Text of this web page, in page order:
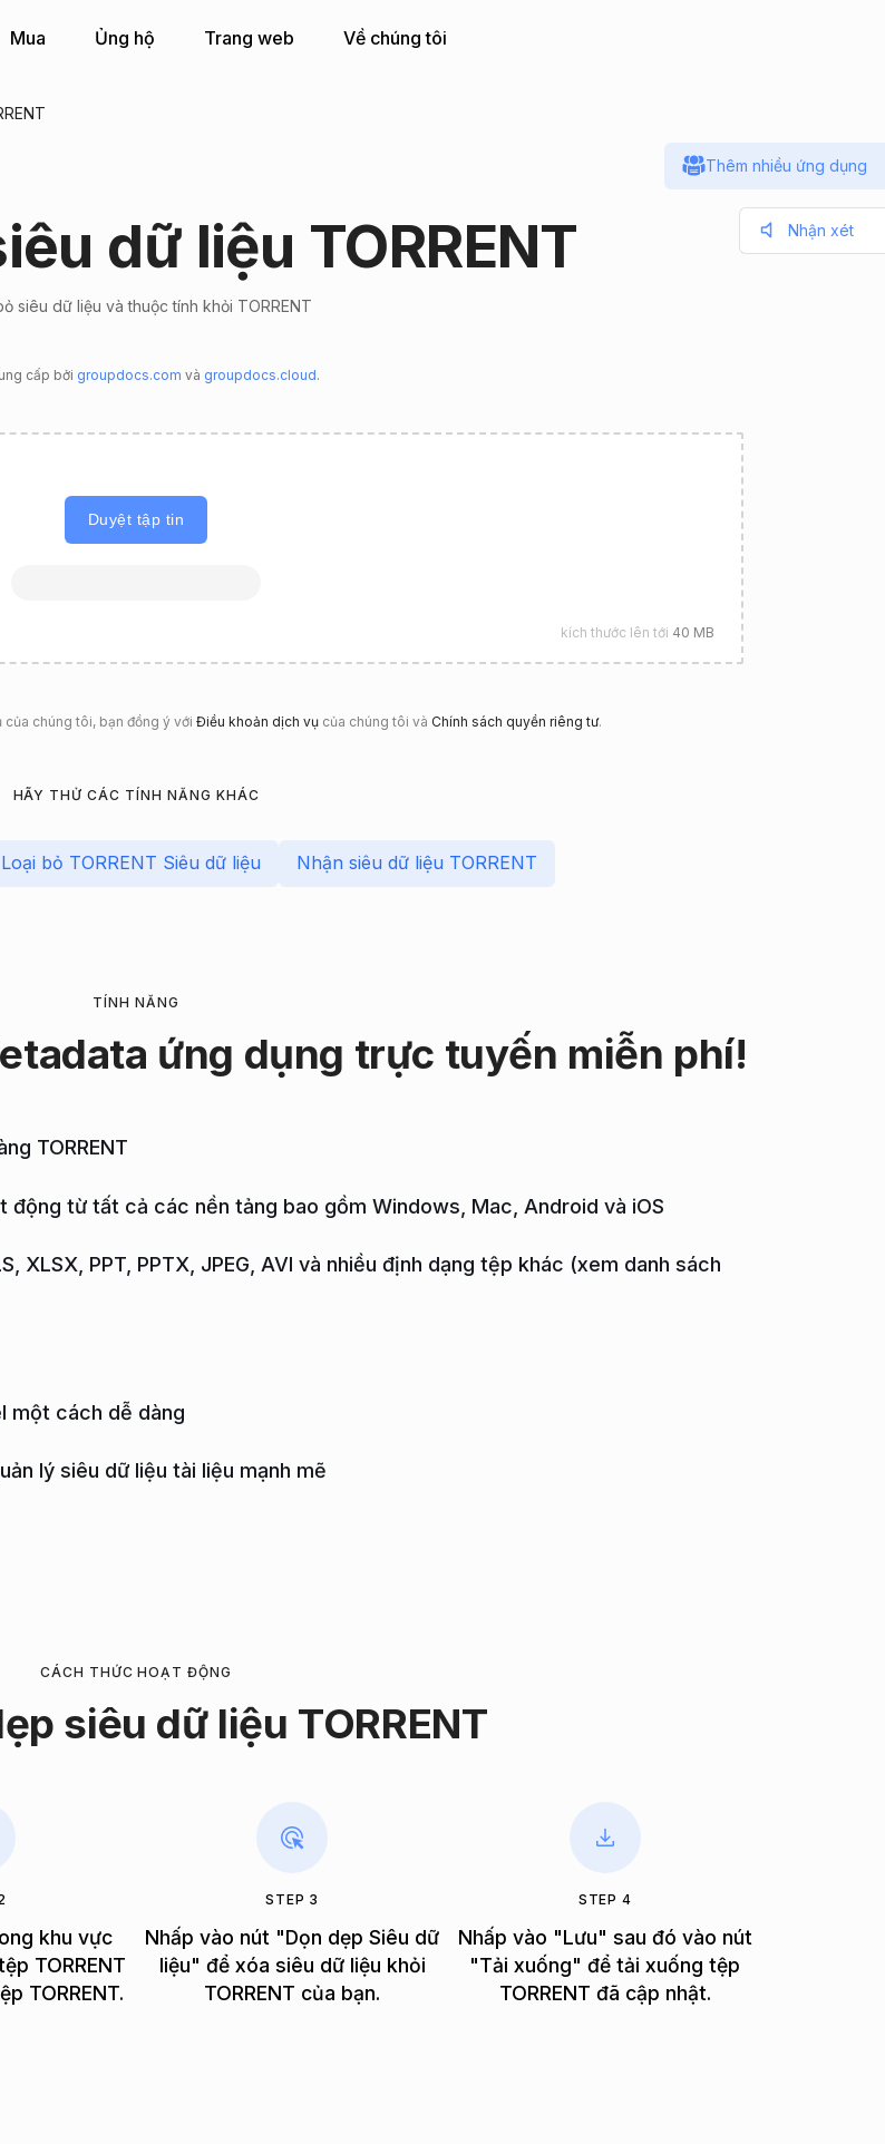
Mua Ủng hộ Trang web Về chúng tôi
dữ liệu TORRENT
siêu dữ liệu và thuộc tính khỏi TORRENT
cấp bởi groupdocs.com và groupdocs.cloud.
Duyệt tập tin
kích thước lên tới 40 MB
chúng tôi, bạn đồng ý với Điều khoản dịch vụcủa chúng tôi và Chính sách quyền riêng tư.
HÃY THỬ CÁC TÍNH NĂNG KHÁC
Loại bỏ TORRENT Siêu dữ liệu Nhận siêu dữ liệu TORRENT
TÍNH NĂNG
ứng dụng trực tuyến miễn phí!
TORRENT
động từ tất cả các nền tảng bao gồm Windows, Mac, Android và iOS
XLSX, PPT, PPTX, JPEG, AVI và nhiều định dạng tệp khác (xem danh sách
một cách dễ dàng
lý siêu dữ liệu tài liệu mạnh mẽ
CÁCH THỨC HOẠT ĐỘNG
siêu dữ liệu TORRENT
khu vực
TORRENT
TORRENT.
STEP 3
Nhấp vào nút "Dọn dẹp Siêu dữ
liệu" để xóa siêu dữ liệu khỏi
TORRENT của bạn.
STEP 4
Nhấp vào "Lưu" sau đó vào nút
"Tải xuống" để tải xuống tệp
TORRENT đã cập nhật.
Thêm nhiều ứng dụng
Nhận xét